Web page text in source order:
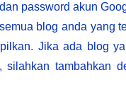
password akun
blog anda yang
Jika ada blog
silahkan tambahkan